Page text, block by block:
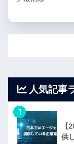
人気記事
1
【
供